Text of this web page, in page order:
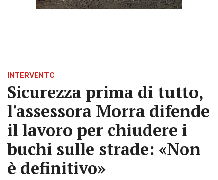
INTERVENTO
Sicurezza prima di tutto,
l'assessora Morra difende
il lavoro per chiudere i
buchi sulle strade: «Non
è definitivo»